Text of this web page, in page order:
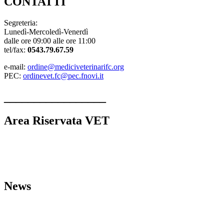
Segreteria:
Lunedì-Mercoledì-Venerdì
dalle ore 09:00 alle ore 11:00
tel/fax: 0543.79.67.59
e-mail: ordine@mediciveterinarifc.org
PEC: ordinevet.fc@pec.fnovi.it
Area Riservata VET
News